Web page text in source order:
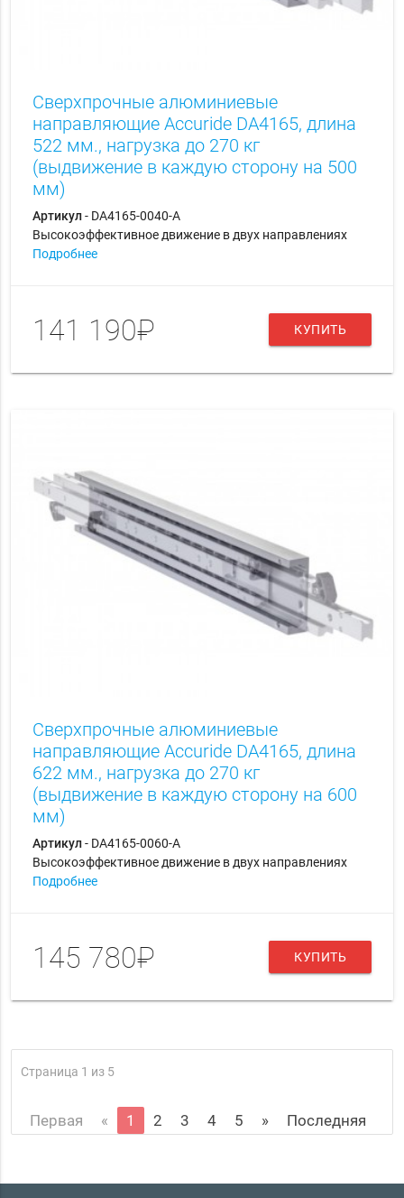
Сверхпрочные алюминиевые
направляющие Accuride DA4165, длина
522 мм., нагрузка до 270 кг
(выдвижение в каждую сторону на 500
мм)
Артикул- DA4165-0040-A
Высокоэффективное движение в двух направлениях
Подробнее
141 190₽ КУПИТЬ
Сверхпрочные алюминиевые
направляющие Accuride DA4165, длина
622 мм., нагрузка до 270 кг
(выдвижение в каждую сторону на 600
мм)
Артикул- DA4165-0060-A
Высокоэффективное движение в двух направлениях
Подробнее
145 780₽ КУПИТЬ
Страница 1 из 5
Первая « 1 2 3 4 5 » Последняя